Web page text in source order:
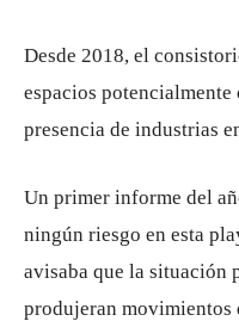
Desde 2018, el
espacios
presencia de industrias
Un primer informe del
ningún riesgo en esta
avisaba que la situación
produjeran movimientos